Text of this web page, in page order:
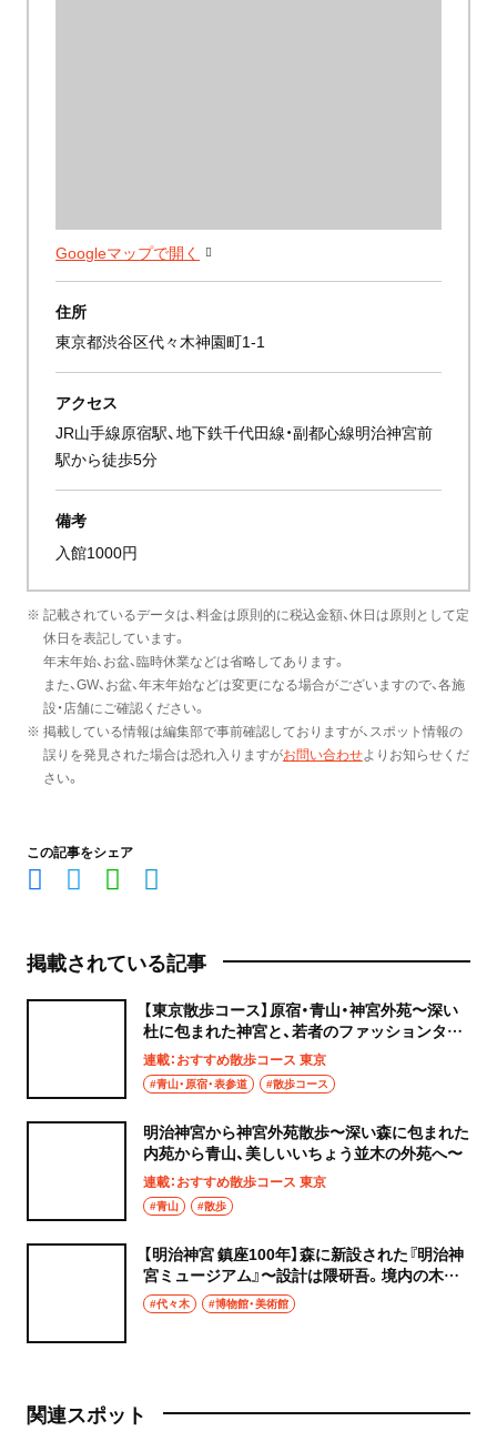
Googleマップで開く
住所
東京都渋谷区代々木神園町1-1
アクセス
JR山手線原宿駅、地下鉄千代田線・副都心線明治神宮前
駅から徒歩5分
備考
入館1000円
※ 記載されているデータは、料金は原則的に税込金額、休日は原則として定
休日を表記しています。
年末年始、お盆、臨時休業などは省略してあります。
また、GW、お盆、年末年始などは変更になる場合がございますので、各施
設・店舗にご確認ください。
※ 掲載している情報は編集部で事前確認しておりますが、スポット情報の
誤りを発見された場合は恐れ入りますがお問い合わせよりお知らせくだ
さい。
この記事をシェア
掲載されている記事
【東京散歩コース】原宿・青山・神宮外苑〜深い
杜に包まれた神宮と、若者のファッションタウ
ン〜
連載：おすすめ散歩コース 東京
#青山・原宿・表参道 #散歩コース
明治神宮から神宮外苑散歩〜深い森に包まれた
内苑から青山、美しいいちょう並木の外苑へ〜
連載：おすすめ散歩コース 東京
#青山 #散歩
【明治神宮 鎮座100年】森に新設された『明治神
宮ミュージアム』〜設計は隈研吾。境内の木々
も再利用〜
#代々木 #博物館・美術館
関連スポット